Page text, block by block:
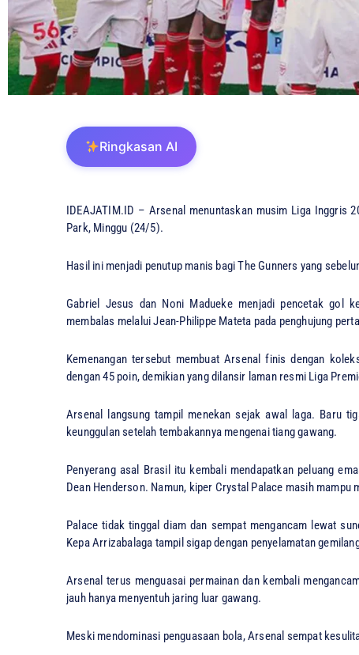
Ringkasan AI
IDEAJATIM.ID – Arsenal menuntaskan musim Liga Inggris
Park, Minggu (24/5).
Hasil ini menjadi penutup manis bagi The Gunners yang
Gabriel Jesus dan Noni Madueke menjadi pencetak gol
membalas melalui Jean-Philippe Mateta pada penghujung
Kemenangan tersebut membuat Arsenal finis dengan
dengan 45 poin, demikian yang dilansir laman resmi Liga
Arsenal langsung tampil menekan sejak awal laga. Baru
keunggulan setelah tembakannya mengenai tiang gawang.
Penyerang asal Brasil itu kembali mendapatkan peluang
Dean Henderson. Namun, kiper Crystal Palace masih mampu
Palace tidak tinggal diam dan sempat mengancam lewat
Kepa Arrizabalaga tampil sigap dengan penyelamatan
Arsenal terus menguasai permainan dan kembali
jauh hanya menyentuh jaring luar gawang.
Meski mendominasi penguasaan bola, Arsenal sempat